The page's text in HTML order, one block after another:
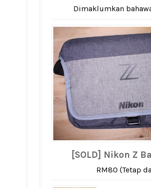
Dimaklumkan
[SOLD] Nikon Z
RM80 (Tetap